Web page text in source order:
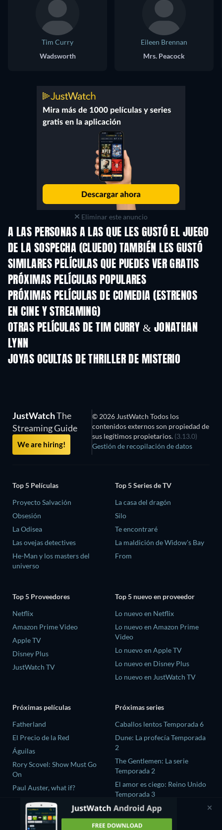
Tim Curry
Wadsworth
Eileen Brennan
Mrs. Peacock
Eliminar este anuncio
A LAS PERSONAS A LAS QUE LES GUSTÓ EL JUEGO
DE LA SOSPECHA (CLUEDO) TAMBIÉN LES GUSTÓ
SIMILARES PELÍCULAS QUE PUEDES VER GRATIS
PRÓXIMAS PELÍCULAS POPULARES
PRÓXIMAS PELÍCULAS DE COMEDIA (ESTRENOS
EN CINE Y STREAMING)
OTRAS PELÍCULAS DE TIM CURRY & JONATHAN
LYNN
JOYAS OCULTAS DE THRILLER DE MISTERIO
TV TV
JustWatchThe
Streaming Guide
We are hiring!
© 2026 JustWatch Todos los
contenidos externos son propiedad de
sus legítimos propietarios. (3.13.0)
Gestión de recopilación de datos
Top 5 Películas
Proyecto Salvación
Obsesión
La Odisea
Las ovejas detectives
He-Man y los masters del
universo
Top 5 Series de TV
La casa del dragón
Silo
Te encontraré
La maldición de Widow's Bay
From
Top 5 Proveedores
Netflix
Amazon Prime Video
Apple TV
Disney Plus
JustWatch TV
Top 5 nuevo en proveedor
Lo nuevo en Netflix
Lo nuevo en Amazon Prime
Video
Lo nuevo en Apple TV
Lo nuevo en Disney Plus
Lo nuevo en JustWatch TV
Próximas películas
Fatherland
El Precio de la Red
Águilas
Rory Scovel: Show Must Go
On
Paul Auster, what if?
Próximas series
Caballos lentos Temporada 6
Dune: La profecía Temporada
2
The Gentlemen: La serie
Temporada 2
El amor es ciego: Reino Unido
Temporada 3
The Chosen In The Wild with
Bear Grylls Temporada 1